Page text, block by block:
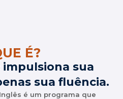
É?
sua
sua fluência.
é um programa que